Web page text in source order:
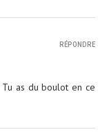
as du boulot en ce
RÉPONDRE